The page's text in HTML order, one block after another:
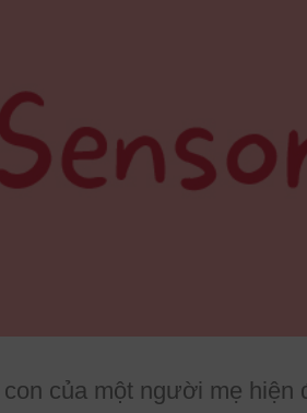
của một người mẹ